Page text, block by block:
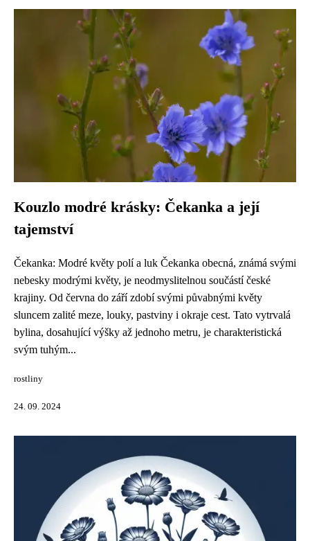
Kouzlo modré krásky: Čekanka a její
tajemství
Čekanka: Modré květy polí a luk Čekanka obecná, známá svými
nebesky modrými květy, je neodmyslitelnou součástí české
krajiny. Od června do září zdobí svými půvabnými květy
sluncem zalité meze, louky, pastviny i okraje cest. Tato vytrvalá
bylina, dosahující výšky až jednoho metru, je charakteristická
svým tuhým...
rostliny
24. 09. 2024